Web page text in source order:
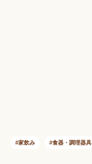
家飲み 食器・調理器具